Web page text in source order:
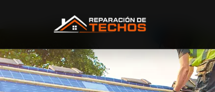
Inicio/Servicios/Techo Americano